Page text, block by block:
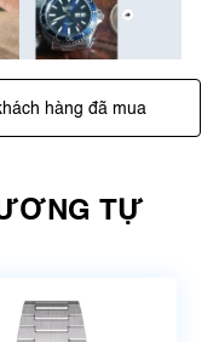
hàng đã mua
TỰ